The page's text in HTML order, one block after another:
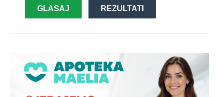
GLASAJ REZULTATI